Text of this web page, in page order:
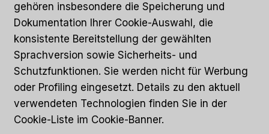
gehören insbesondere die Speicherung und
Dokumentation Ihrer Cookie-Auswahl, die
konsistente Bereitstellung der gewählten
Sprachversion sowie Sicherheits- und
Schutzfunktionen. Sie werden nicht für Werbung
oder Profiling eingesetzt. Details zu den aktuell
verwendeten Technologien finden Sie in der
Cookie-Liste im Cookie-Banner.